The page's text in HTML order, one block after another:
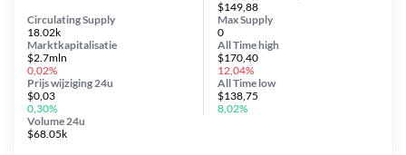
$149,88
Circulating Supply
18.02k
Prijs wijziging 24u
$0,03
0,30%
Max Supply
0
Marktkapitalisatie
$2.7mln
0,02%
Volume 24u
$68.05k
All Timehigh
$170,40
12,04%
All Time low
$138,75
8,02%